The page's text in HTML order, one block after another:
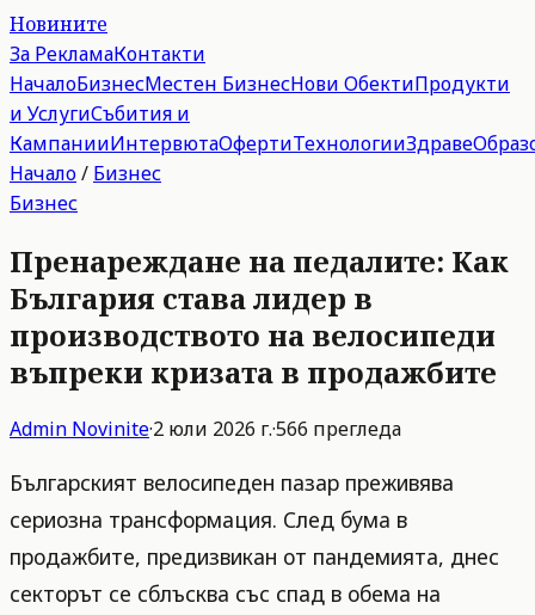
Новините
За РекламаКонтакти
НачалоБизнесМестен БизнесНови ОбектиПродукти
и УслугиСъбития и
КампанииИнтервютаОфертиТехнологииЗдраве
Начало/ Бизнес
Бизнес
Пренареждане на педалите: Как
България става лидер в
производството на велосипеди
въпреки кризата в продажбите
Admin Novinite·2 юли 2026 г.·566 прегледа
Българският велосипеден пазар преживява
сериозна трансформация. След бумa в
продажбите, предизвикан от пандемията, днес
секторът се сблъсква със спад в обема на